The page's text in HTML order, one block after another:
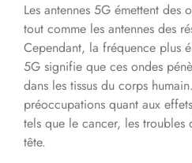
Les antennes 5G émettent des
tout comme les antennes des
Cependant, la fréquence plus
5G signifie que ces ondes
dans les tissus du corps
préoccupations quant aux
tels que le cancer, les troubles
tête.